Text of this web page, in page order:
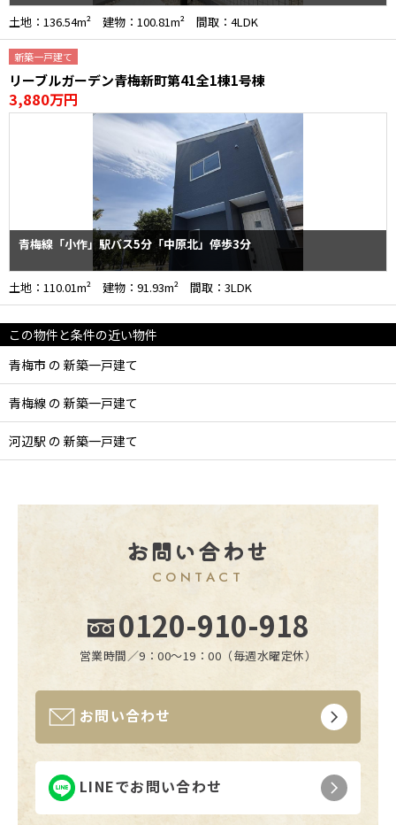
土地：136.54m² 建物：100.81m² 間取：4LDK
新築一戸建て
リーブルガーデン青梅新町第41全1棟1号棟
3,880万円
青梅線「小作」駅バス5分「中原北」停歩3分
土地：110.01m² 建物：91.93m² 間取：3LDK
この物件と条件の近い物件
青梅市 の 新築一戸建て
青梅線 の 新築一戸建て
河辺駅 の 新築一戸建て
お問い合わせ
CONTACT
0120-910-918
営業時間／9：00〜19：00（毎週水曜定休）
お問い合わせ
LINEでお問い合わせ